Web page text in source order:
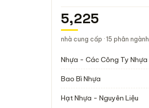
5,225
nhà cung cấp · 15 phân ngành
Nhựa - Các Công Ty Nhựa
Bao Bì Nhựa
Hạt Nhựa - Nguyên Liệu